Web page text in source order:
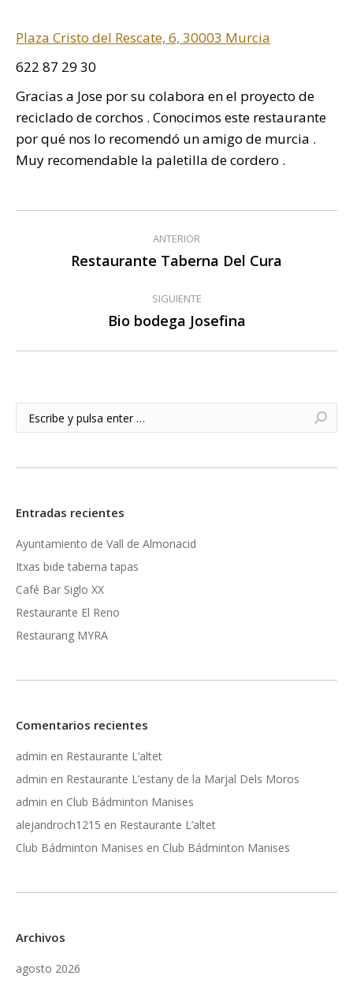
Plaza Cristo del Rescate, 6, 30003 Murcia
622 87 29 30
Gracias a Jose por su colabora en el proyecto de
reciclado de corchos . Conocimos este restaurante
por qué nos lo recomendó un amigo de murcia .
Muy recomendable la paletilla de cordero .
Navegación
entre
publicaciones
ANTERIOR
Publicación
Restaurante Taberna Del Cura
SIGUIENTE
Publicación
Bio bodega Josefina
Buscar:
Entradas recientes
Ayuntamiento de Vall de Almonacid
Itxas bide taberna tapas
Café Bar Siglo XX
Restaurante El Reno
Restaurang MYRA
Comentarios recientes
admin en Restaurante L’altet
admin en Restaurante L’estany de la Marjal Dels Moros
admin en Club Bádminton Manises
alejandroch1215 en Restaurante L’altet
Club Bádminton Manises en Club Bádminton Manises
Archivos
agosto 2026